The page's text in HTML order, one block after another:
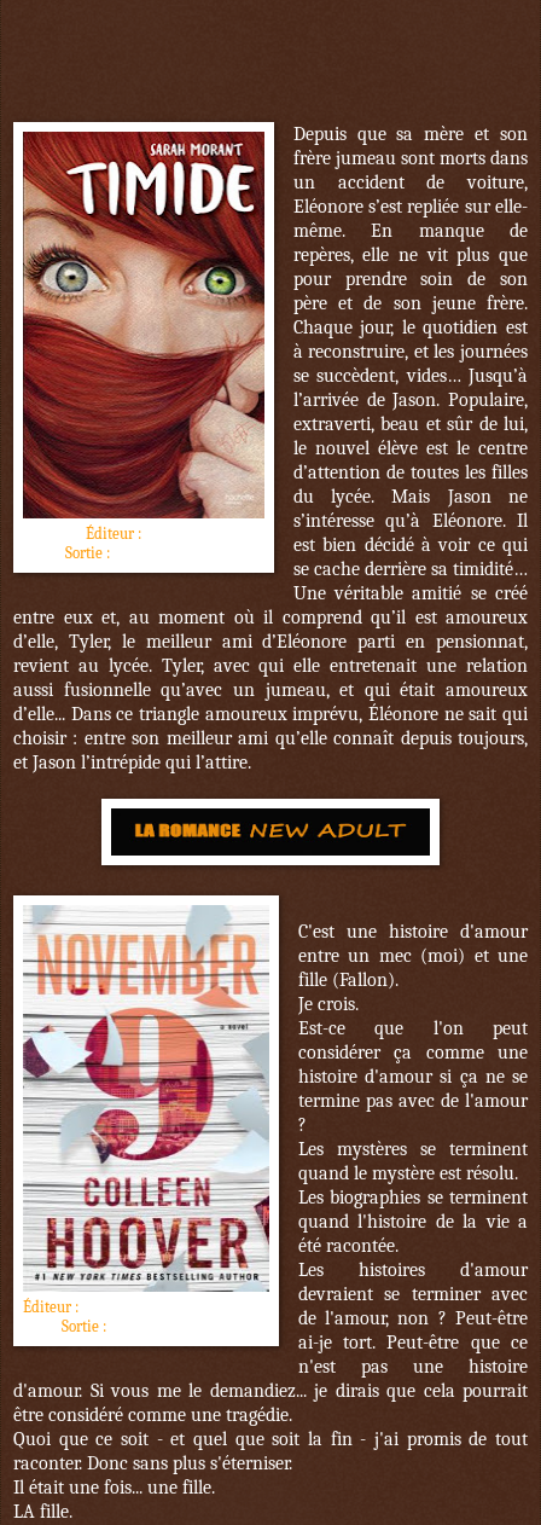
Éditeur :
Sortie :
Depuis que sa mère et son
frère jumeau sont morts dans
un accident de voiture,
Eléonore s’est repliée sur elle-
même. En manque de
repères, elle ne vit plus que
pour prendre soin de son
père et de son jeune frère.
Chaque jour, le quotidien est
à reconstruire, et les journées
se succèdent, vides… Jusqu’à
l’arrivée de Jason. Populaire,
extraverti, beau et sûr de lui,
le nouvel élève est le centre
d’attention de toutes les filles
du lycée. Mais Jason ne
s’intéresse qu’à Eléonore. Il
est bien décidé à voir ce qui
se cache derrière sa timidité…
Une véritable amitié se créé
entre eux et, au moment où il comprend qu’il est amoureux
d’elle, Tyler, le meilleur ami d’Eléonore parti en pensionnat,
revient au lycée. Tyler, avec qui elle entretenait une relation
aussi fusionnelle qu’avec un jumeau, et qui était amoureux
d’elle... Dans ce triangle amoureux imprévu, Éléonore ne sait qui
choisir : entre son meilleur ami qu’elle connaît depuis toujours,
et Jason l’intrépide qui l’attire.
Éditeur :
Sortie :
C'est une histoire d'amour
entre un mec (moi) et une
fille (Fallon).
Je crois.
Est-ce que l'on peut
considérer ça comme une
histoire d'amour si ça ne se
termine pas avec de l'amour
?
Les mystères se terminent
quand le mystère est résolu.
Les biographies se terminent
quand l'histoire de la vie a
été racontée.
Les histoires d'amour
devraient se terminer avec
de l'amour, non ? Peut-être
ai-je tort. Peut-être que ce
n'est pas une histoire
d'amour. Si vous me le demandiez... je dirais que cela pourrait
être considéré comme une tragédie.
Quoi que ce soit - et quel que soit la fin - j'ai promis de tout
raconter. Donc sans plus s'éterniser.
Il était une fois... une fille.
LA fille.